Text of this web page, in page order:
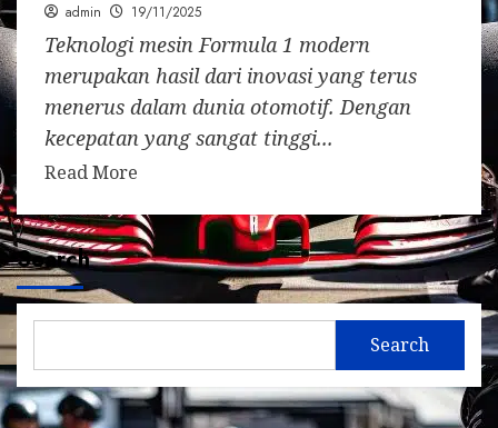
admin 19/11/2025
Teknologi mesin Formula 1 modern
merupakan hasil dari inovasi yang terus
menerus dalam dunia otomotif. Dengan
kecepatan yang sangat tinggi...
Read More
Search
Search